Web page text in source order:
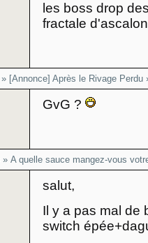
les boss drop
fractale
» [Annonce] Après le Rivage Perdu
GvG ?
» A quelle sauce mangez-vous
salut,
Il y a pas mal de
switch